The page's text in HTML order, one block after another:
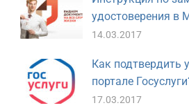
удостоверения в
14.03.2017
Как подтвердить
портале
17.03.2017